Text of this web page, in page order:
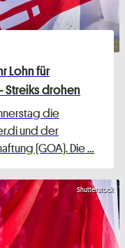
Lohn für
Streiks drohen
die
und der
(GOA). Die …
Shutterstock